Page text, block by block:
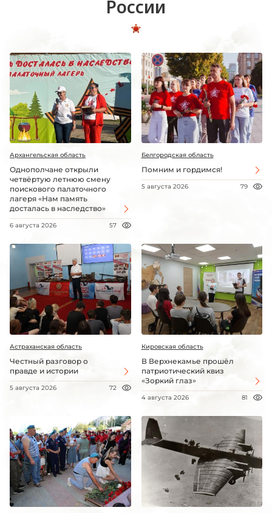
России
Архангельская область
Однополчане открыли
четвёртую летнюю смену
поискового палаточного
лагеря «Нам память
досталась в наследство»
6 августа 2026 57
Белгородская область
Помним и гордимся!
5 августа 2026 79
Астраханская область
Честный разговор о
правде и истории
5 августа 2026 72
Кировская область
В Верхнекамье прошёл
патриотический квиз
«Зоркий глаз»
4 августа 2026 81